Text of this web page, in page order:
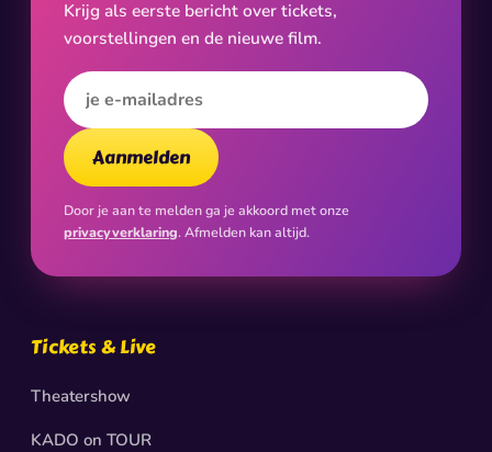
Krijg als eerste bericht over tickets,
voorstellingen en de nieuwe film.
E-mailadres
Aanmelden
Door je aan te melden ga je akkoord met onze
privacyverklaring. Afmelden kan altijd.
Tickets & Live
Theatershow
KADO on TOUR